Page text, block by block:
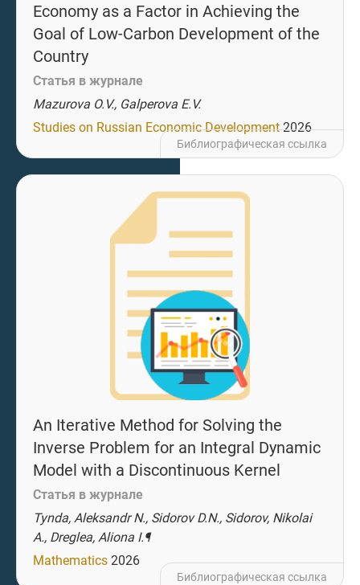
Economy as a Factor in Achieving the
Goal of Low-Carbon Development of the
Country
Статья в журнале
Mazurova O.V., Galperova E.V.
Studies on Russian Economic Development 2026
Библиографическая ссылка
An Iterative Method for Solving the
Inverse Problem for an Integral Dynamic
Model with a Discontinuous Kernel
Статья в журнале
Tynda, Aleksandr N., Sidorov D.N., Sidorov, Nikolai
A., Dreglea, Aliona I.¶
Mathematics 2026
Библиографическая ссылка